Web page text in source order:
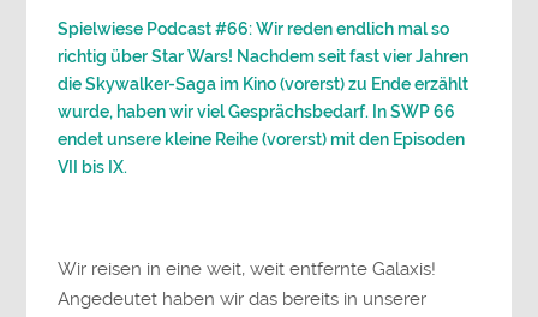
Spielwiese Podcast #66: Wir reden endlich mal so
richtig über Star Wars! Nachdem seit fast vier Jahren
die Skywalker-Saga im Kino (vorerst) zu Ende erzählt
wurde, haben wir viel Gesprächsbedarf. In SWP 66
endet unsere kleine Reihe (vorerst) mit den Episoden
VII bis IX.
Wir reisen in eine weit, weit entfernte Galaxis!
Angedeutet haben wir das bereits in unserer